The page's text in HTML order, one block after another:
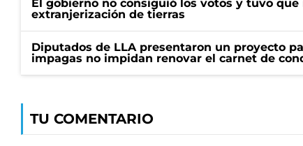
El gobierno no consiguió los votos y tuvo
extranjerización de tierras
Diputados de LLA presentaron un proyecto
impagas no impidan renovar el carnet de
TU COMENTARIO